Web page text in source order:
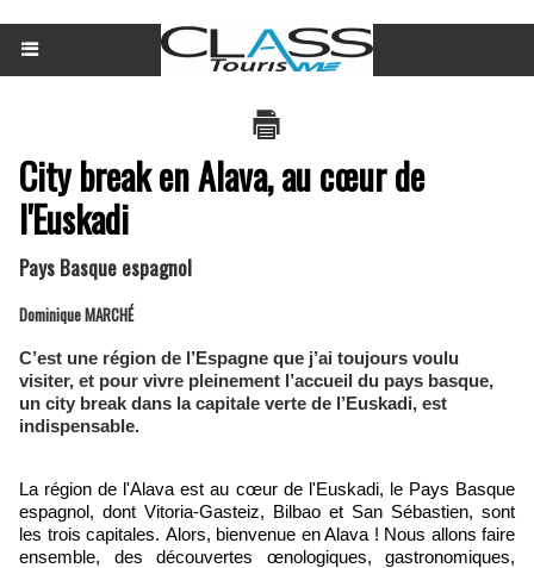
City break en Alava, au cœur de
l'Euskadi
Pays Basque espagnol
Dominique MARCHÉ
C’est une région de l’Espagne que j’ai toujours voulu
visiter, et pour vivre pleinement l’accueil du pays basque,
un city break dans la capitale verte de l’Euskadi, est
indispensable.
La région de l'Alava est au cœur de l'Euskadi, le Pays Basque
espagnol, dont Vitoria-Gasteiz, Bilbao et San Sébastien, sont
les trois capitales. Alors, bienvenue en Alava ! Nous allons faire
ensemble, des découvertes œnologiques, gastronomiques,